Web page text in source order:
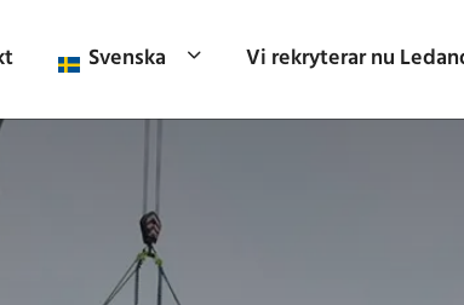
Svenska Vi rekryterar nu